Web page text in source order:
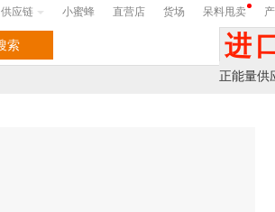
供应链 小蜜蜂 直营店 货场 呆料甩卖
进
正能量供